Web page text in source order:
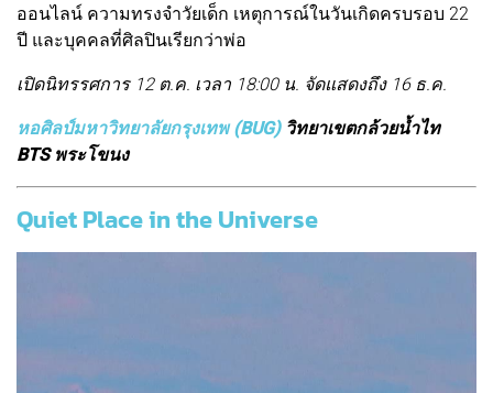
ออนไลน์ ความทรงจำวัยเด็ก เหตุการณ์ในวันเกิดครบรอบ 22
ปี และบุคคลที่ศิลปินเรียกว่าพ่อ
เปิดนิทรรศการ 12 ต.ค. เวลา 18:00 น. จัดแสดงถึง 16 ธ.ค.
หอศิลป์มหาวิทยาลัยกรุงเทพ (BUG)วิทยาเขตกล้วยน้ำไท
BTS พระโขนง
Quiet Place in the Universe